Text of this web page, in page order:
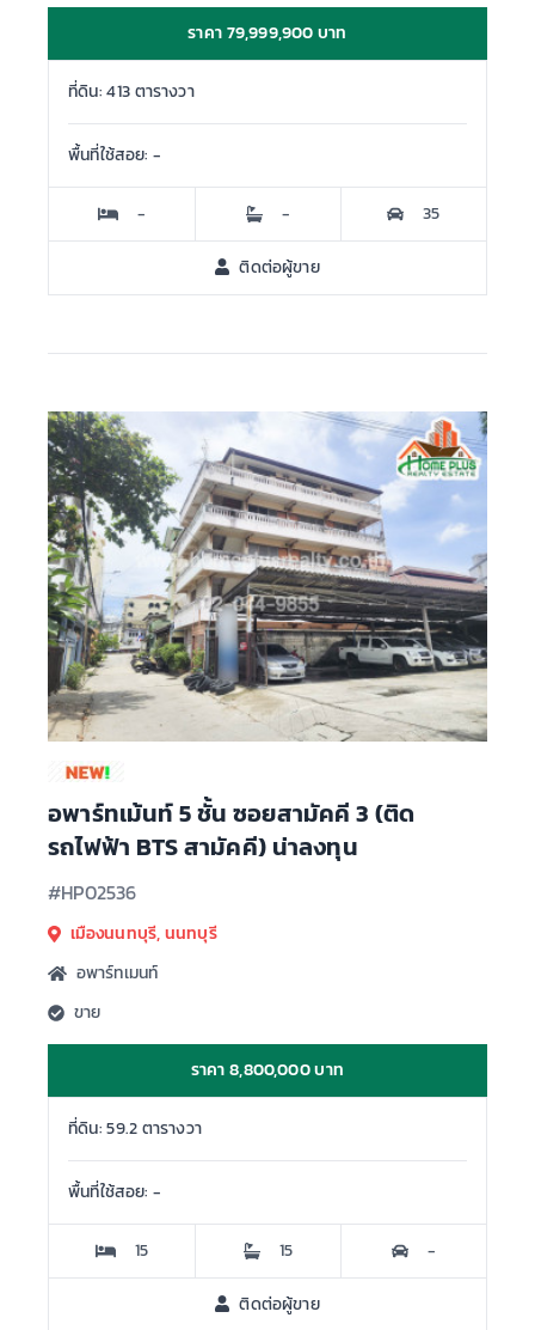
ราคา 79,999,900 บาท
ที่ดิน: 413 ตารางวา
พื้นที่ใช้สอย: -
- - 35
ติดต่อผู้ขาย
อพาร์ทเม้นท์ 5 ชั้น ซอยสามัคคี 3 (ติด
รถไฟฟ้า BTS สามัคคี) น่าลงทุน
#HP02536
เมืองนนทบุรี, นนทบุรี
อพาร์ทเมนท์
ขาย
ราคา 8,800,000 บาท
ที่ดิน: 59.2 ตารางวา
พื้นที่ใช้สอย: -
15 15 -
ติดต่อผู้ขาย